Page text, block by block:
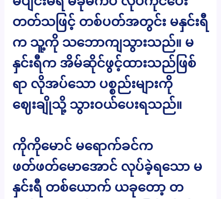
တတ်သဖြင့် တစ်ပတ်အတွင်း မနှင်းရီ
က သူ့ကို သဘောကျသွားသည်။ မ
နှင်းရီက အိမ်ဆိုင်ဖွင့်ထားသည်ဖြစ်
ရာ လိုအပ်သော ပစ္စည်းများကို
ဈေးချိုသို့ သွားဝယ်ပေးရသည်။
ကိုကိုမောင် မရောက်ခင်က
ဖတ်ဖတ်မောအောင် လုပ်ခဲ့ရသော မ
နှင်းရီ တစ်ယောက် ယခုတော့ တ